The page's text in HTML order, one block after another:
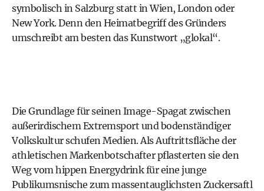
symbolisch in Salzburg statt in Wien, London oder
New York. Denn den Heimatbegriff des Gründers
umschreibt am besten das Kunstwort „glokal“.
Die Grundlage für seinen Image-Spagat zwischen
außerirdischem Extremsport und bodenständiger
Volkskultur schufen Medien. Als Auftrittsfläche der
athletischen Markenbotschafter pflasterten sie den
Weg vom hippen Energydrink für eine junge
Publikumsnische zum massentauglichsten Zuckersaftl